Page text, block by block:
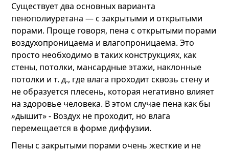
Существует два основных варианта
пенополиуретана — с закрытыми и открытыми
порами. Проще говоря, пена с открытыми порами
воздухопроницаема и влагопроницаема. Это
просто необходимо в таких конструкциях, как
стены, потолки, мансардные этажи, наклонные
потолки и т. д., где влага проходит сквозь стену и
не образуется плесень, которая негативно влияет
на здоровье человека. В этом случае пена как бы
»дышит» - Воздух не проходит, но влага
перемещается в форме диффузии.
Пены с закрытыми порами очень жесткие и не